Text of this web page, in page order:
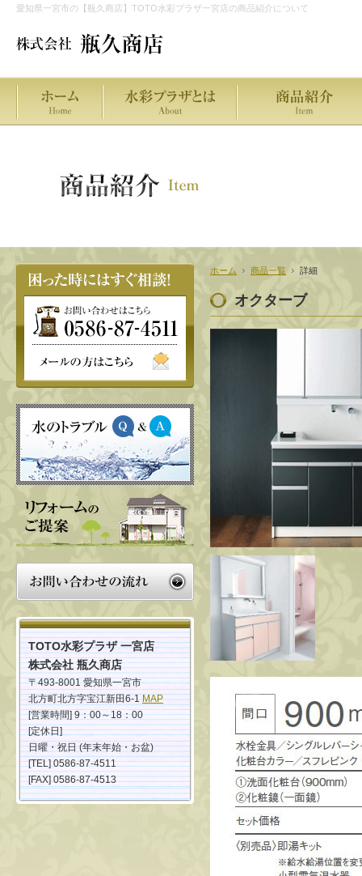
愛知県一宮市の【瓶久商店】TOTO水彩プラザ一宮店の商品紹介について
ホーム 商品一覧 詳細
オクターブ
TOTO水彩プラザ 一宮店
株式会社 瓶久商店
〒493-8001 愛知県一宮市
北方町北方字宝江新田6-1MAP
[営業時間] 9：00～18：00
[定休日]
日曜・祝日 (年末年始・お盆)
[TEL] 0586-87-4511
[FAX] 0586-87-4513